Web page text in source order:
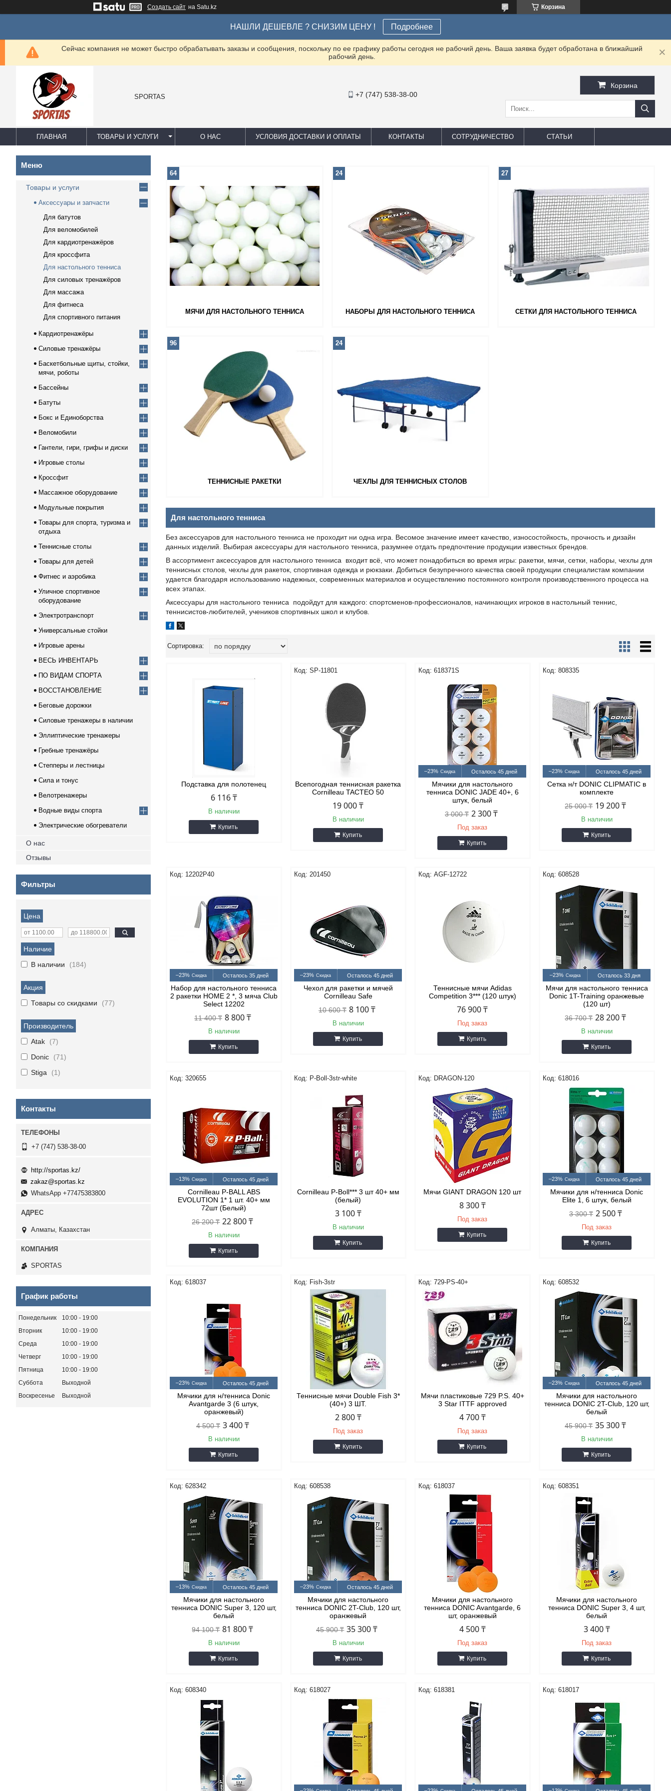
Создать сайт на Satu.kz Корзина
НАШЛИ ДЕШЕВЛЕ ? СНИЗИМ ЦЕНУ ! Подробнее
Сейчас компания не может быстро обрабатывать заказы и сообщения, поскольку по ее графику работы сегодня не рабочий день. Ваша заявка будет обработана в ближайший
рабочий день.
SPORTAS +7 (747) 538-38-00
Корзина
ГЛАВНАЯ ТОВАРЫ И УСЛУГИ О НАС УСЛОВИЯ ДОСТАВКИ И ОПЛАТЫ КОНТАКТЫ СОТРУДНИЧЕСТВО СТАТЬИ
МЯЧИ ДЛЯ НАСТОЛЬНОГО ТЕННИСА
64
НАБОРЫ ДЛЯ НАСТОЛЬНОГО ТЕННИСА
24
СЕТКИ ДЛЯ НАСТОЛЬНОГО ТЕННИСА
27
ТЕННИСНЫЕ РАКЕТКИ
96
ЧЕХЛЫ ДЛЯ ТЕННИСНЫХ СТОЛОВ
24
Для настольного тенниса
Без аксессуаров для настольного тенниса не проходит ни одна игра. Весомое значение имеет качество, износостойкость, прочность и дизайн
данных изделий. Выбирая аксессуары для настольного тенниса, разумнее отдать предпочтение продукции известных брендов.
В ассортимент аксессуаров для настольного тенниса входит всё, что может понадобиться во время игры: ракетки, мячи, сетки, наборы, чехлы для
теннисных столов, чехлы для ракеток, спортивная одежда и рюкзаки. Добиться безупречного качества своей продукции специалистам компании
удается благодаря использованию надежных, современных материалов и осуществлению постоянного контроля производственного процесса на
всех этапах.
Аксессуары для настольного тенниса подойдут для каждого: спортсменов-профессионалов, начинающих игроков в настольный теннис,
теннисистов-любителей, учеников спортивных школ и клубов.
Подставка для полотенец
6 116 ₸
В наличии
Купить
SP-11801
Всепогодная теннисная ракетка
Cornilleau TACTEO 50
19 000 ₸
В наличии
Купить
618371S
–23% Осталось 45 дней
Мячики для настольного
тенниса DONIC JADE 40+, 6
штук, белый
3 000 ₸ 2 300 ₸
Под заказ
Купить
808335
–23% Осталось 45 дней
Сетка н/т DONIC CLIPMATIC в
комплекте
25 000 ₸ 19 200 ₸
В наличии
Купить
12202Р40
–23% Осталось 35 дней
Набор для настольного тенниса
2 ракетки HOME 2 *, 3 мяча Club
Select 12202
11 400 ₸ 8 800 ₸
В наличии
Купить
201450
–23% Осталось 45 дней
Чехол для ракетки и мячей
Cornilleau Safe
10 600 ₸ 8 100 ₸
В наличии
Купить
AGF-12722
Теннисные мячи Adidas
Competition 3*** (120 штук)
76 900 ₸
Под заказ
Купить
608528
–23% Осталось 33 дня
Мячи для настольного тенниса
Donic 1T-Training оранжевые
(120 шт)
36 700 ₸ 28 200 ₸
В наличии
Купить
320655
–13% Осталось 45 дней
Cornilleau Р-ВALL ABS
EVOLUTION 1* 1 шт. 40+ мм
72шт (Белый)
26 200 ₸ 22 800 ₸
В наличии
Купить
Р-Воll-3str-white
Cornilleau Р-Воll*** 3 шт 40+ мм
(белый)
3 100 ₸
В наличии
Купить
DRAGON-120
Мячи GIANT DRAGON 120 шт
8 300 ₸
Под заказ
Купить
618016
–23% Осталось 45 дней
Мячики для н/тенниса Donic
Elite 1, 6 штук, белый
3 300 ₸ 2 500 ₸
Под заказ
Купить
618037
–23% Осталось 45 дней
Мячики для н/тенниса Donic
Avantgarde 3 (6 штук,
оранжевый)
4 500 ₸ 3 400 ₸
В наличии
Купить
Fish-3str
Теннисные мячи Double Fish 3*
(40+) 3 ШТ.
2 800 ₸
Под заказ
Купить
729-PS-40+
Мячи пластиковые 729 P.S. 40+
3 Star ITTF approved
4 700 ₸
Под заказ
Купить
608532
–23% Осталось 45 дней
Мячики для настольного
тенниса DONIC 2T-Club, 120 шт,
белый
45 900 ₸ 35 300 ₸
В наличии
Купить
628342
–13% Осталось 45 дней
Мячики для настольного
тенниса DONIC Super 3, 120 шт,
белый
94 100 ₸ 81 800 ₸
В наличии
Купить
608538
–23% Осталось 45 дней
Мячики для настольного
тенниса DONIC 2T-Club, 120 шт,
оранжевый
45 900 ₸ 35 300 ₸
В наличии
Купить
618037
Мячики для настольного
тенниса DONIC Avantgarde, 6
шт, оранжевый
4 500 ₸
Под заказ
Купить
608351
Мячики для настольного
тенниса DONIC Super 3, 4 шт,
белый
3 400 ₸
Под заказ
Купить
608340 618027 618381 618017
Товары и услуги
Аксессуары и запчасти
Для батутов
Для веломобилей
Для кардиотренажёров
Для кроссфита
Для настольного тенниса
Для силовых тренажёров
Для массажа
Для фитнеса
Для спортивного питания
Кардиотренажёры
Силовые тренажёры
Баскетбольные щиты, стойки,
мячи, роботы
Бассейны
Батуты
Бокс и Единоборства
Веломобили
Гантели, гири, грифы и диски
Игровые столы
Кроссфит
Массажное оборудование
Модульные покрытия
Товары для спорта, туризма и
отдыха
Теннисные столы
Товары для детей
Фитнес и аэробика
Уличное спортивное
оборудование
Электротранспорт
Универсальные стойки
Игровые арены
ВЕСЬ ИНВЕНТАРЬ
ПО ВИДАМ СПОРТА
ВОССТАНОВЛЕНИЕ
Беговые дорожки
Силовые тренажеры в наличии
Эллиптические тренажеры
Гребные тренажёры
Степперы и лестницы
Сила и тонус
Велотренажеры
Водные виды спорта
Электрические обогреватели
О нас
Отзывы
Фильтры
Цена
Наличие
В наличии
184
Акция
Товары со скидками
77
Производитель
Atak
7
Donic
71
Stiga
1
Контакты
+7 (747) 538-38-00
http://sportas.kz/
zakaz@sportas.kz
WhatsApp +77475383800
Алматы, Казахстан
SPORTAS
График работы
Понедельник 10:00
19:00
Вторник
10:00
19:00
Среда
10:00
19:00
Четверг
10:00
19:00
Пятница
10:00
19:00
Суббота
Выходной
Воскресенье
Выходной